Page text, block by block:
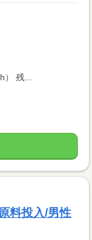
残...
料投入/男性